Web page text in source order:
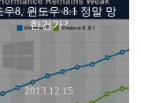
우8, 윈도우 8.1 정말 망
한건가?
2013.12.15